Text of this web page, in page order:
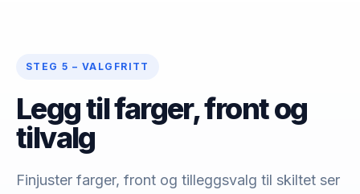
STEG 5 – VALGFRITT
Legg til farger, front og
tilvalg
Finjuster farger, front og tilleggsvalg til skiltet ser